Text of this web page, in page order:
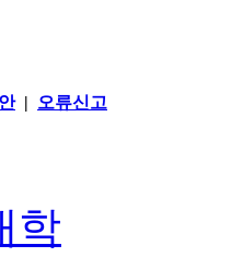
| 오류신고
학